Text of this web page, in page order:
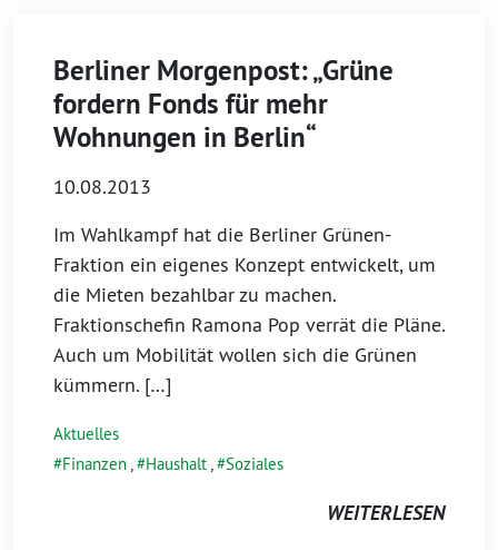
Berliner Morgenpost: „Grüne
fordern Fonds für mehr
Wohnungen in Berlin“
10.08.2013
Im Wahlkampf hat die Berliner Grünen-
Fraktion ein eigenes Konzept entwickelt, um
die Mieten bezahlbar zu machen.
Fraktionschefin Ramona Pop verrät die Pläne.
Auch um Mobilität wollen sich die Grünen
kümmern. […]
Aktuelles
Finanzen, Haushalt, Soziales
WEITERLESEN